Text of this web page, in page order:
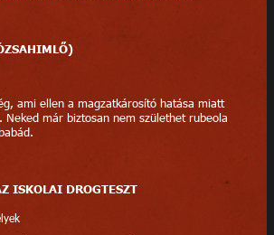
ami ellen a magzatkárosító hatása miatt
Neked már biztosan nem születhet rubeola
ISKOLAI DROGTESZT